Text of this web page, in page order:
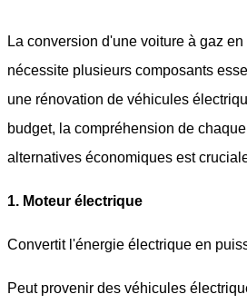
La conversion d'une voiture à gaz
nécessite plusieurs composants
une rénovation de véhicules
budget, la compréhension de
alternatives économiques est
1. Moteur électrique
Convertit l'énergie électrique en
Peut provenir des véhicules